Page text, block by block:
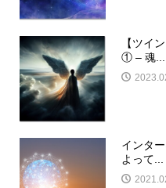
【ツイ
① – 魂...
インタ
よって...